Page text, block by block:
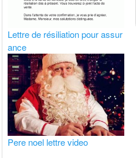
Lettre de résiliation pour assur
ance
Pere noel lettre video